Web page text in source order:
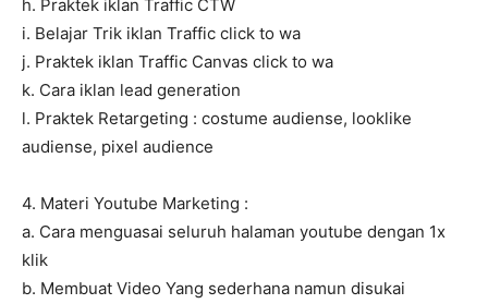
h. Praktek iklan Traffic CTW
i. Belajar Trik iklan Traffic click to wa
j. Praktek iklan Traffic Canvas click to wa
k. Cara iklan lead generation
l. Praktek Retargeting : costume audiense, looklike
audiense, pixel audience
4. Materi Youtube Marketing :
a. Cara menguasai seluruh halaman youtube dengan 1x
klik
b. Membuat Video Yang sederhana namun disukai